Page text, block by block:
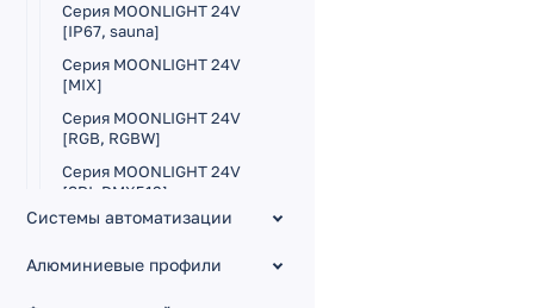
Серия MOONLIGHT 24V
[IP67, sauna]
Серия MOONLIGHT 24V
[MIX]
Серия MOONLIGHT 24V
[RGB, RGBW]
Серия MOONLIGHT 24V
[SPI, DMX512]
Серия MOONLIGHT 3D 24V
Серия MOONLIGHT
Системы автоматизации
Алюминиевые профили